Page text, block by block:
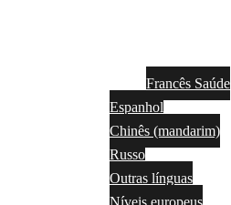
Francês Saúde
Espanhol
Chinês (mandarim)
Russo
Outras línguas
Níveis europeus